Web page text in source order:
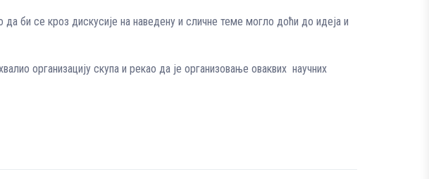
би се кроз дискусије на наведену и сличне теме могло доћи до идеја и
организацију скупа и рекао да је организовање оваквих научних